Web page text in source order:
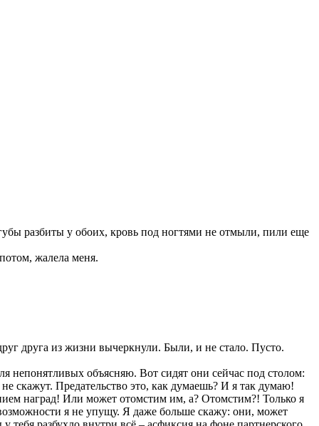
разбиты у обоих, кровь под ногтями не отмыли, пили еще
жалела меня.
друга из жизни вычеркнули. Были, и не стало. Пусто.
непонятливых объясняю. Вот сидят они сейчас под столом:
скажут. Предательство это, как думаешь? И я так думаю!
наград! Или может отомстим им, а? Отомстим?! Только я
я не упущу. Я даже больше скажу: они, может